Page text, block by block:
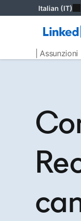
Italian (IT)
| Assunzioni